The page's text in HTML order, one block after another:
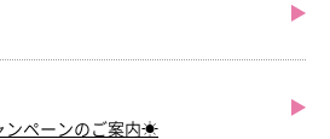
ンペーンのご案内☀